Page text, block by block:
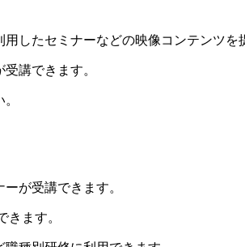
したセミナーなどの映像コンテンツを
講できます。
が受講できます。
きます。